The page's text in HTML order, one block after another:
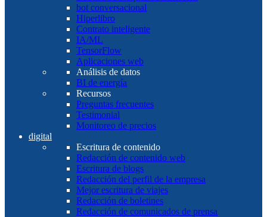
bot conversacional
Hiperlibro
Contrato inteligente
IA/ML
TensorFlow
Aplicaciones web
Análisis de datos
BI de energía
Recursos
Preguntas frecuentes
Testimonial
Monitoreo de precios
digital
Escritura de contenido
Redacción de contenido web
Escritura de blogs
Redacción del perfil de la empresa
Mejor escritura de viajes
Redacción de boletines
Redacción de comunicados de prensa